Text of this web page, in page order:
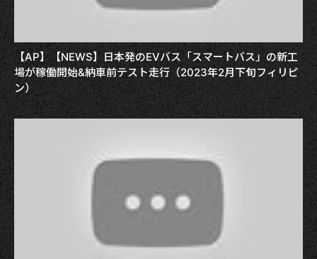
【AP】【NEWS】日本発のEVバス「スマートバス」の新工
場が稼働開始&納車前テスト走行（2023年2月下旬フィリピ
ン）